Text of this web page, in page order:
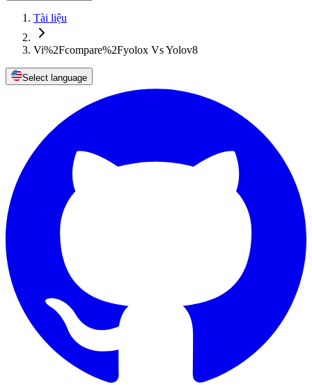
Tài liệu
Vi%2Fcompare%2Fyolox Vs Yolov8
Select language